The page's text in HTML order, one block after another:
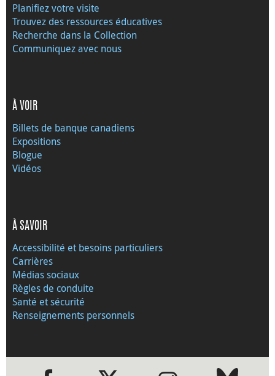
Planifiez votre visite
Trouvez des ressources éducatives
Recherche dans la Collection
Communiquez avec nous
À VOIR
Billets de banque canadiens
Expositions
Blogue
Vidéos
À SAVOIR
Accessibilité et besoins particuliers
Carrières
Médias sociaux
Règles de conduite
Santé et sécurité
Renseignements personnels